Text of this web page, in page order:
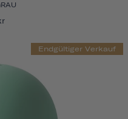
Endgültiger Verkauf